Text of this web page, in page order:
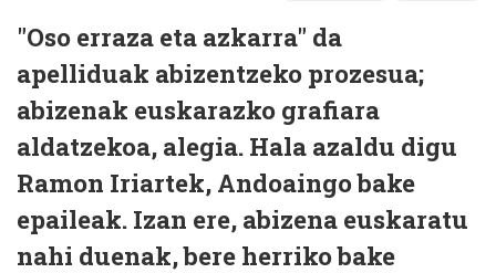
"Oso erraza eta azkarra" da
apelliduak abizentzeko prozesua;
abizenak euskarazko grafiara
aldatzekoa, alegia. Hala azaldu digu
Ramon Iriartek, Andoaingo bake
epaileak. Izan ere, abizena euskaratu
nahi duenak, bere herriko bake